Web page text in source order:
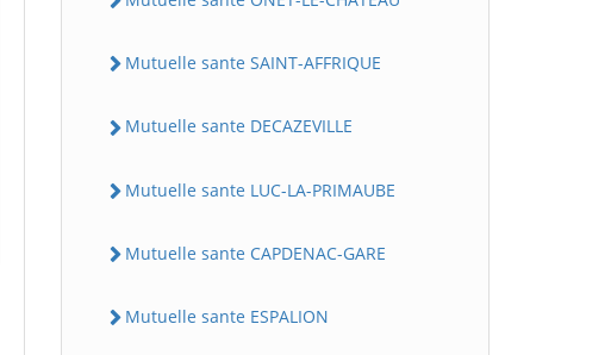
Mutuelle sante SAINT-AFFRIQUE
Mutuelle sante DECAZEVILLE
Mutuelle sante LUC-LA-PRIMAUBE
Mutuelle sante CAPDENAC-GARE
Mutuelle sante ESPALION